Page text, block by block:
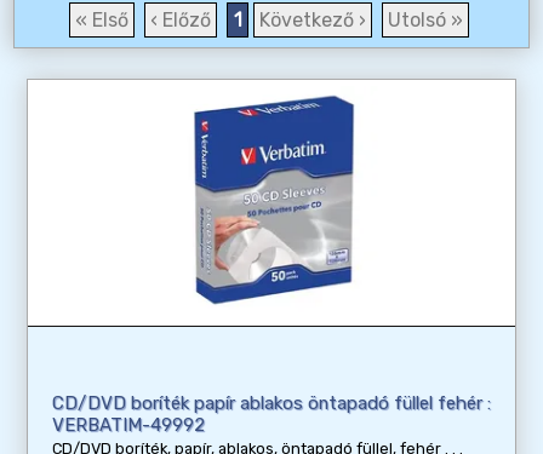
« Első ‹ Előző 1 Következő › Utolsó »
CD/DVD boríték papír ablakos öntapadó füllel fehér :
VERBATIM-49992
CD/DVD boríték, papír, ablakos, öntapadó füllel, fehér